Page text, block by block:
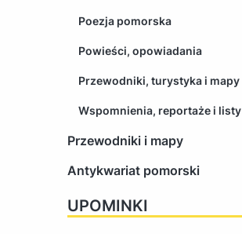
Poezja pomorska
Powieści, opowiadania
Przewodniki, turystyka i mapy
Wspomnienia, reportaże i listy
Przewodniki i mapy
Antykwariat pomorski
UPOMINKI